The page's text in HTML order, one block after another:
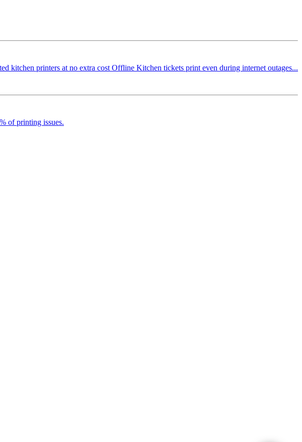
printers at no extra cost Offline Kitchen tickets print even during internet outages...
of printing issues.